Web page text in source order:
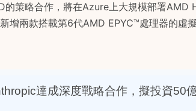
的策略合作，將在Azure上大規模部署AMD
增兩款搭載第6代AMD EPYC™處理器的虛
達成深度戰略合作，擬投資50